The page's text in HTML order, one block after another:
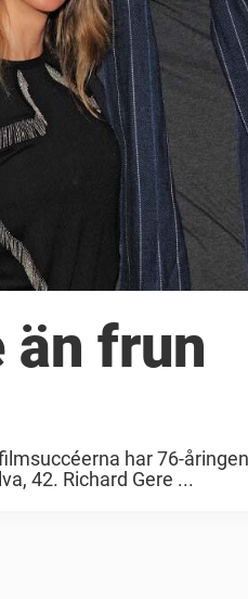
än frun
har 76-
42. Richard Gere ...